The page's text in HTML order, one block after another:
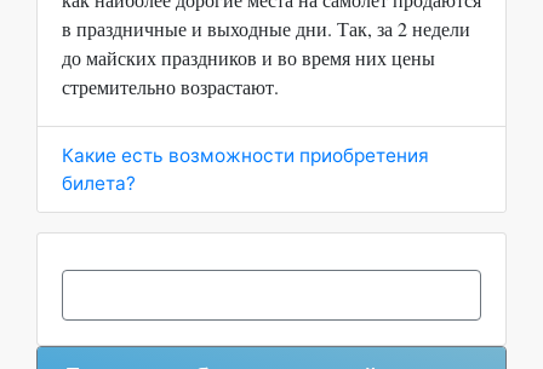
в праздничные и выходные дни. Так, за 2 недели
до майских праздников и во время них цены
стремительно возрастают.
Какие есть возможности приобретения
билета?